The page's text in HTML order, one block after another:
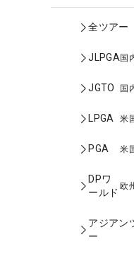
全ツアー
JLPGA国
JGTO 国
LPGA 米
PGA 米
DPワ
ールド
欧
アジアン
ー